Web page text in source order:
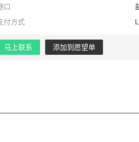
口
付方式
马上联系 添加到愿望单